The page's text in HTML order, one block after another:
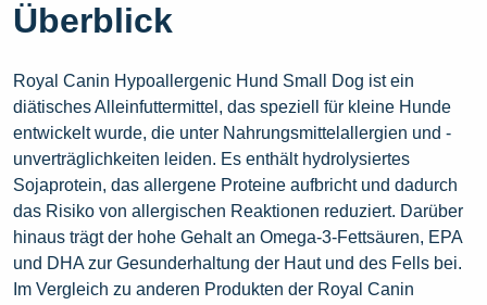
Überblick
Royal Canin Hypoallergenic Hund Small Dog ist ein
diätisches Alleinfuttermittel, das speziell für kleine Hunde
entwickelt wurde, die unter Nahrungsmittelallergien und -
unverträglichkeiten leiden. Es enthält hydrolysiertes
Sojaprotein, das allergene Proteine aufbricht und dadurch
das Risiko von allergischen Reaktionen reduziert. Darüber
hinaus trägt der hohe Gehalt an Omega-3-Fettsäuren, EPA
und DHA zur Gesunderhaltung der Haut und des Fells bei.
Im Vergleich zu anderen Produkten der Royal Canin